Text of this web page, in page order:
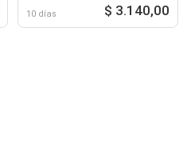
10 días $ 3.140,00